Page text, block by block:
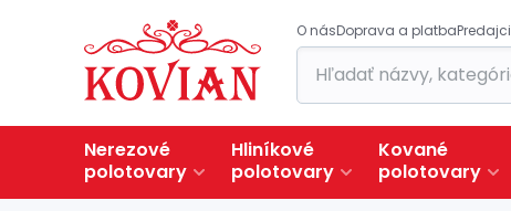
O násDoprava a platbaPredajci
Nerezové
polotovary
Hliníkové
polotovary
Kované
polotovary